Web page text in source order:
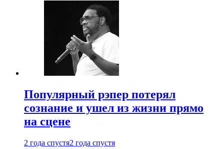
Популярный рэпер потерял
сознание и ушел из жизни прямо
на сцене
2 года спустя2 года спустя